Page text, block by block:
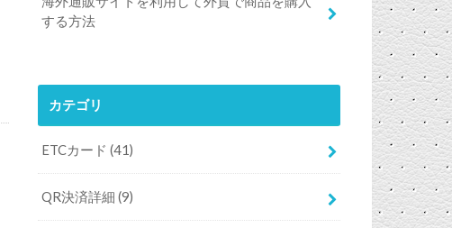
する方法
カテゴリ
ETCカード(41)
QR決済詳細(9)